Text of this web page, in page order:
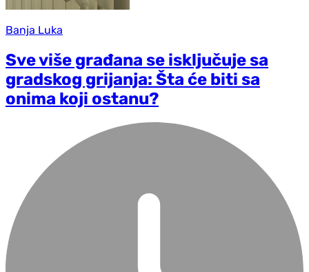
Banja Luka
Sve više građana se isključuje sa
gradskog grijanja: Šta će biti sa
onima koji ostanu?